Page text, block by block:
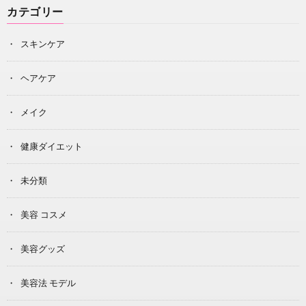
カテゴリー
スキンケア
ヘアケア
メイク
健康ダイエット
未分類
美容 コスメ
美容グッズ
美容法 モデル